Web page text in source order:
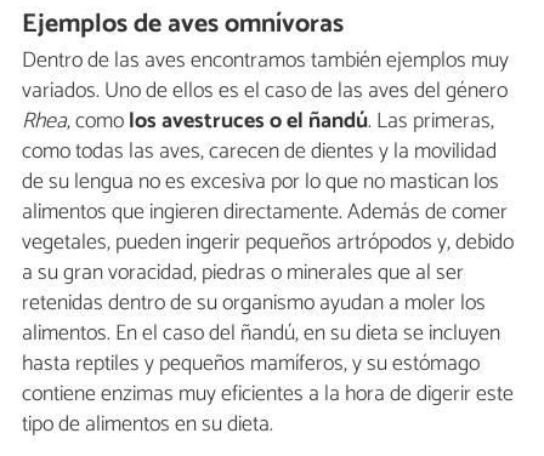
Ejemplos de aves omnívoras
Dentro de las aves encontramos también ejemplos muy
variados. Uno de ellos es el caso de las aves del género
Rhea, comolos avestruces o el ñandú. Las primeras,
como todas las aves, carecen de dientes y la movilidad
de su lengua no es excesiva por lo que no mastican los
alimentos que ingieren directamente. Además de comer
vegetales, pueden ingerir pequeños artrópodos y, debido
a su gran voracidad, piedras o minerales que al ser
retenidas dentro de su organismo ayudan a moler los
alimentos. En el caso del ñandú, en su dieta se incluyen
hasta reptiles y pequeños mamíferos, y su estómago
contiene enzimas muy eficientes a la hora de digerir este
tipo de alimentos en su dieta.